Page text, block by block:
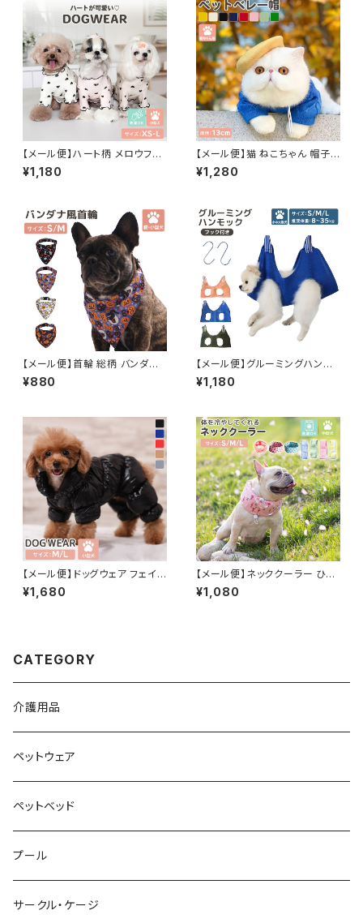
【メール便】ハート柄 メロウフリ
ル 長袖 ドッグウェア ストレッチ
犬 服 小型犬 ペット／pets218
¥1,180
【メール便】猫 ねこちゃん 帽子
ペットグッズ 被り物 ベレー帽 チ
ョボ フェルト調生地 ゴム紐 ／p
¥1,280
【メール便】首輪 総柄 バンダナ
スカーフ 猫 犬 洗える ペットグ
ッズ／pets211
¥880
【メール便】グルーミングハンモ
ック S字フック 2点セット 犬 ペ
ット トリミング 吊り下げ／pets
¥1,180
【メール便】ドッグウェア フェイク
ダウンジャケット 袖あり ボア 光
沢 冬 ペット 犬 猫 ／pets049
¥1,680
【メール便】ネッククーラー ひん
やり クール 熱中症対策 スカー
フ バンダナ 犬 ペット／pets14
¥1,080
CATEGORY
介護用品
ペットウェア
ペットベッド
プール
サークル・ケージ